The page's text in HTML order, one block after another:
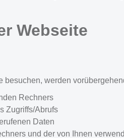
Webseite
besuchen, werden
Rechners
Zugriffs/Abrufs
Daten
und der von Ihnen